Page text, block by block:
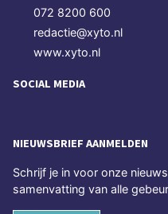
072 8200 600
redactie@xyto.nl
www.xyto.nl
SOCIAL MEDIA
NIEUWSBRIEF AANMELDEN
Schrijf je in voor onze
samenvatting van alle